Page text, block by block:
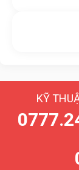
KỸ